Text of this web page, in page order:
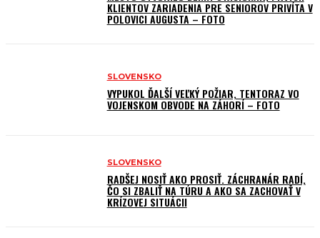
KLIENTOV ZARIADENIA PRE SENIOROV PRIVÍTA V
POLOVICI AUGUSTA – FOTO
SLOVENSKO
VYPUKOL ĎALŠÍ VEĽKÝ POŽIAR, TENTORAZ VO
VOJENSKOM OBVODE NA ZÁHORÍ – FOTO
SLOVENSKO
RADŠEJ NOSIŤ AKO PROSIŤ. ZÁCHRANÁR RADÍ,
ČO SI ZBALIŤ NA TÚRU A AKO SA ZACHOVAŤ V
KRÍZOVEJ SITUÁCII